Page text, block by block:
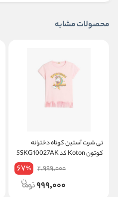
محصولات مشابه
تی شرت آستین کوتاه دخترانه
کوتون Koton کد 5SKG10027AK
2,999,000
67%
999,000